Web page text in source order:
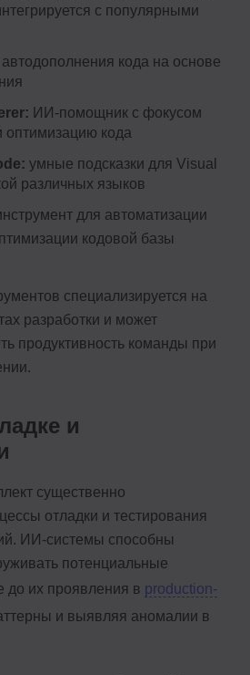
с популярными
кода на основе
ИИ-помощник с фокусом
оптимизацию кода
умные подсказки для Visual
различных языков
для автоматизации
кодовой базы
специализируется на
разработки и может
продуктивность команды при
и
существенно
отладки и тестирования
ИИ-системы способны
потенциальные
их проявления в production-
и выявляя аномалии в